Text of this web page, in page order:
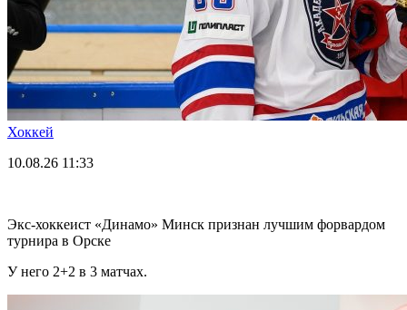
Хоккей
10.08.26 11:33
Экс-хоккеист «Динамо» Минск признан лучшим форвардом
турнира в Орске
У него 2+2 в 3 матчах.